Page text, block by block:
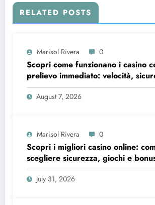
RELATED POSTS
Marisol Rivera 0
Scopri come funzionano i casino
prelievo immediato: velocità,
consigli pratici
August 7, 2026
Marisol Rivera 0
Scopri i migliori casino online:
scegliere sicurezza, giochi e
July 31, 2026